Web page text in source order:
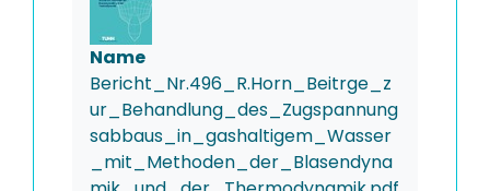
Name
Bericht_Nr.496_R.Horn_Beitrge_z
ur_Behandlung_des_Zugspannung
sabbaus_in_gashaltigem_Wasser
_mit_Methoden_der_Blasendyna